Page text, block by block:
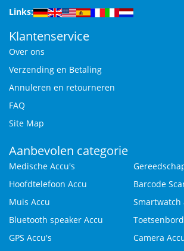
Links:
Klantenservice
Over ons
Verzending en Betaling
Annuleren en retourneren
FAQ
Site Map
Aanbevolen categorie
Medische Accu's
Hoofdtelefoon Accu
Barcode
Muis Accu
Smartwatch
Bluetooth speaker Accu
GPS Accu's
Camera